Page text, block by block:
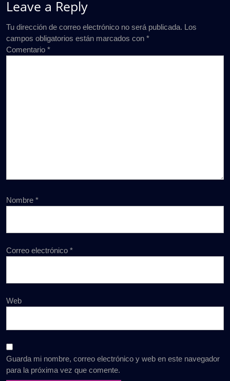
Leave a Reply
Tu dirección de correo electrónico no será publicada. Los
campos obligatorios están marcados con *
Comentario *
Nombre *
Correo electrónico *
Web
Guarda mi nombre, correo electrónico y web en este navegador
para la próxima vez que comente.